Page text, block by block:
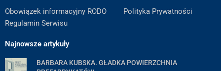
Obowiązek informacyjny RODO
Polityka Prywatności
Regulamin Serwisu
Najnowsze artykuły
BARBARA KUBSKA. GŁADKA POWIERZCHNIA